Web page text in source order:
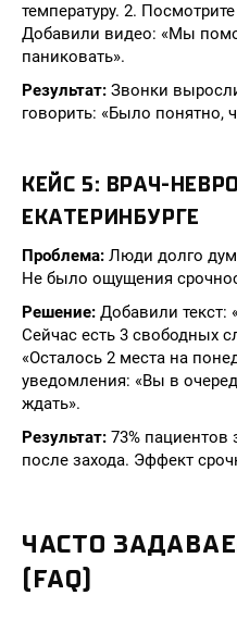
температуру. 2.
Добавили видео: «Мы
паниковать».
Результат: Звонки
говорить: «Было понятно,
КЕЙС 5: ВРАЧ-
ЕКАТЕРИНБУРГЕ
Проблема: Люди долго
Не было ощущения
Решение: Добавили текст:
Сейчас есть 3 свободных
«Осталось 2 места на
уведомления: «Вы в
ждать».
Результат: 73% пациентов
после захода. Эффект
ЧАСТО
(FAQ)